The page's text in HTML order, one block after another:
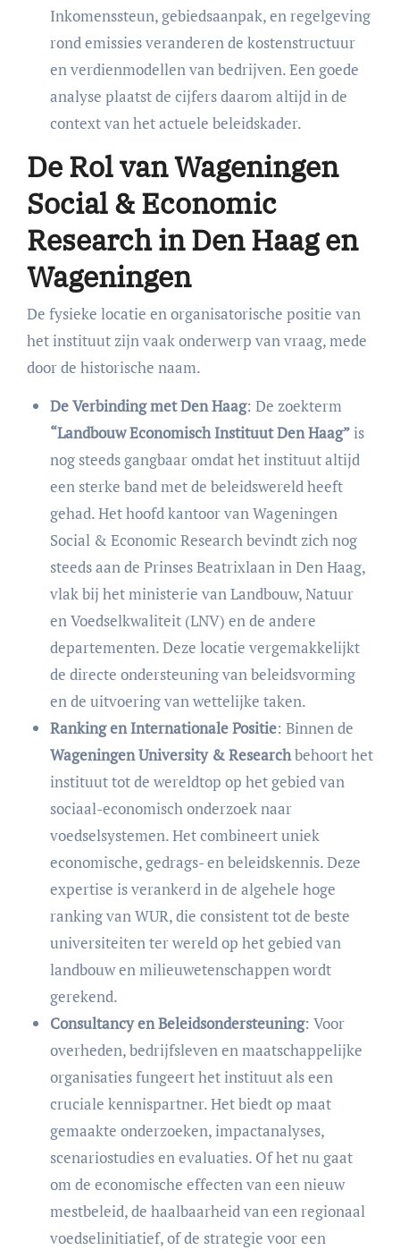
Inkomenssteun, gebiedsaanpak, en regelgeving
rond emissies veranderen de kostenstructuur
en verdienmodellen van bedrijven. Een goede
analyse plaatst de cijfers daarom altijd in de
context van het actuele beleidskader.
De Rol van Wageningen
Social & Economic
Research in Den Haag en
Wageningen
De fysieke locatie en organisatorische positie van
het instituut zijn vaak onderwerp van vraag, mede
door de historische naam.
De Verbinding met Den Haag: De zoekterm
“Landbouw Economisch Instituut Den Haag”is
nog steeds gangbaar omdat het instituut altijd
een sterke band met de beleidswereld heeft
gehad. Het hoofd kantoor van Wageningen
Social & Economic Research bevindt zich nog
steeds aan de Prinses Beatrixlaan in Den Haag,
vlak bij het ministerie van Landbouw, Natuur
en Voedselkwaliteit (LNV) en de andere
departementen. Deze locatie vergemakkelijkt
de directe ondersteuning van beleidsvorming
en de uitvoering van wettelijke taken.
Ranking en Internationale Positie: Binnen de
Wageningen University & Researchbehoort het
instituut tot de wereldtop op het gebied van
sociaal-economisch onderzoek naar
voedselsystemen. Het combineert uniek
economische, gedrags- en beleidskennis. Deze
expertise is verankerd in de algehele hoge
ranking van WUR, die consistent tot de beste
universiteiten ter wereld op het gebied van
landbouw en milieuwetenschappen wordt
gerekend.
Consultancy en Beleidsondersteuning: Voor
overheden, bedrijfsleven en maatschappelijke
organisaties fungeert het instituut als een
cruciale kennispartner. Het biedt op maat
gemaakte onderzoeken, impactanalyses,
scenariostudies en evaluaties. Of het nu gaat
om de economische effecten van een nieuw
mestbeleid, de haalbaarheid van een regionaal
voedselinitiatief, of de strategie voor een